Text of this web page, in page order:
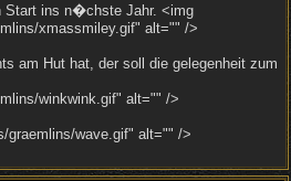
Start ins n�chste Jahr. <img
xmassmiley.gif" alt="" />
am Hut hat, der soll die gelegenheit zum
winkwink.gif" alt="" />
graemlins/wave.gif" alt="" />